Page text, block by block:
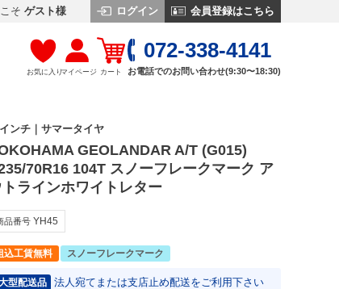
そ ゲスト様 ログイン 会員登録はこちら
お気に入りマイページ カート
072-338-4141
お電話でのお問い合わせ(9:30〜18:30)
ンチ｜サマータイヤ
GEOLANDAR A/T (G015)
70R16 104T スノーフレークマーク ア
トラインホワイトレター
品番号 YH45
込工賃無料 スノーフレークマーク
型配送品 法人宛てまたは支店止め配送をご利用下さい